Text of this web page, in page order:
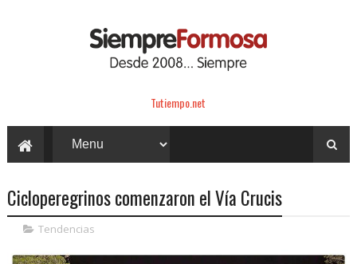
Tutiempo.net
Cicloperegrinos comenzaron el Vía Crucis
Tendencias